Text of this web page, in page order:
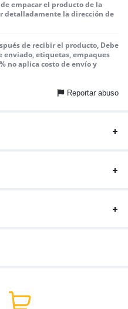
empacar el producto de la
detalladamente la dirección de
de recibir el producto, Debe
enviado, etiquetas, empaques
no aplica costo de envío y
Reportar abuso